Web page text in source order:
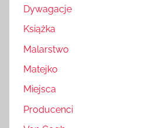
Dywagacje
Książka
Malarstwo
Matejko
Miejsca
Producenci